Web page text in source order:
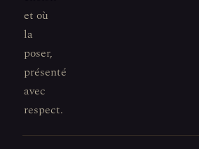
et où
la
poser,
présenté
avec
respect.